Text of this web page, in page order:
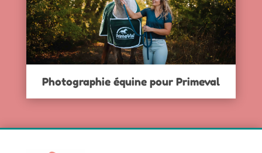
Photographie équine pour Primeval